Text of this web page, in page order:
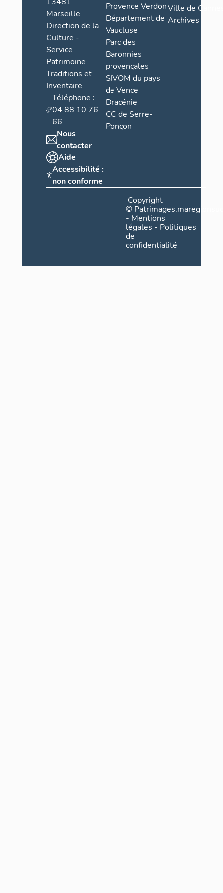
Marseille
Direction de la
Culture -
Service
Patrimoine
Traditions et
Inventaire
Téléphone :
04 88 10 76
66
Nous
contacter
Aide
Accessibilité :
non conforme
Provence Verdon
Département de
Vaucluse
Parc des
Baronnies
provençales
SIVOM du pays
de Vence
Dracénie
CC de Serre-
Ponçon
Ville de
Archives
Copyright
©
- Mentions
légales - Politiques
de
confidentialité